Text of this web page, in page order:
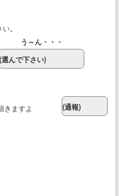
。
う～ん・・・
きますよ